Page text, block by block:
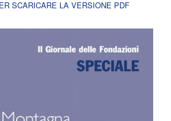
SCARICARE LA VERSIONE PDF